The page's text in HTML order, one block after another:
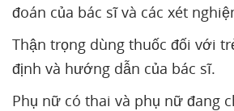
đoán của bác sĩ và các xét
Thận trọng dùng thuốc đối với
định và hướng dẫn của bác sĩ.
Phụ nữ có thai và phụ nữ đang